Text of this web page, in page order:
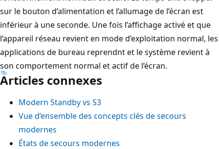
sur le bouton d’alimentation et l’allumage de l’écran est
inférieur à une seconde. Une fois l’affichage activé et que
l’appareil réseau revient en mode d’exploitation normal, les
applications de bureau reprendnt et le système revient à
son comportement normal et actif de l’écran.
Articles connexes
Modern Standby vs S3
Vue d’ensemble des concepts clés de secours
modernes
États de secours modernes